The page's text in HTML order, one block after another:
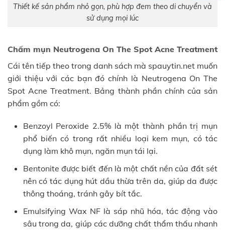
Thiết kế sản phẩm nhỏ gọn, phù hợp đem theo di chuyển và
sử dụng mọi lúc
Chấm mụn Neutrogena On The Spot Acne Treatment
Cái tên tiếp theo trong danh sách mà spauytin.net muốn
giới thiệu với các bạn đó chính là Neutrogena On The
Spot Acne Treatment. Bảng thành phần chính của sản
phẩm gồm có:
Benzoyl Peroxide 2.5% là một thành phần trị mụn
phổ biến có trong rất nhiều loại kem mụn, có tác
dụng làm khô mụn, ngăn mụn tái lại.
Bentonite được biết đến là một chất nền của đất sét
nên có tác dụng hút dầu thừa trên da, giúp da được
thông thoáng, tránh gây bít tắc.
Emulsifying Wax NF là sáp nhũ hóa, tác động vào
sâu trong da, giúp các dưỡng chất thẩm thấu nhanh